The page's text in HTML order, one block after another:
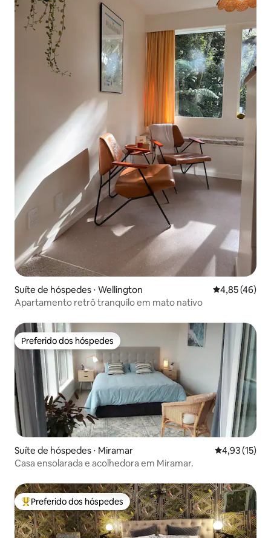
Suíte de hóspedes ⋅ Wellington 4,85 de uma
4,85 (46)
Apartamento retrô tranquilo em mato nativo
Preferido dos hóspedes
Preferido dos hóspedes
Suíte de hóspedes ⋅ Miramar 4,93 de uma
4,93 (15)
Casa ensolarada e acolhedora em Miramar.
Entre os melhores preferidos dos hóspedes
Preferido dos hóspedes